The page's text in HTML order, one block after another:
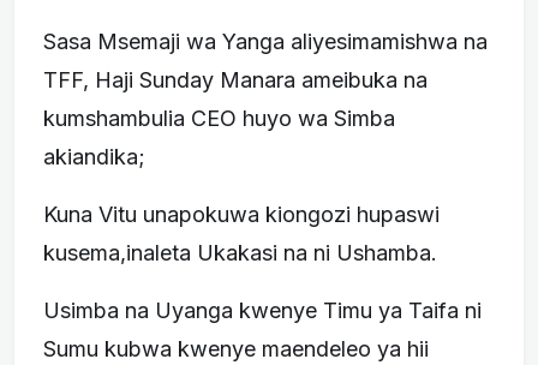
Sasa Msemaji wa Yanga aliyesimamishwa na
TFF, Haji Sunday Manara ameibuka na
kumshambulia CEO huyo wa Simba
akiandika;
Kuna Vitu unapokuwa kiongozi hupaswi
kusema,inaleta Ukakasi na ni Ushamba.
Usimba na Uyanga kwenye Timu ya Taifa ni
Sumu kubwa kwenye maendeleo ya hii